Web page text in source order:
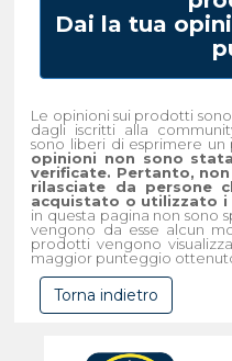
Dai la tua
Le opinioni sui prodotti
dagli iscritti alla
sono liberi di esprimere un
opinioni non sono
verificate. Pertanto,
rilasciate da persone
acquistato o utilizzato
in questa pagina non sono
vengono da esse alcun
prodotti vengono
maggior punteggio
Torna indietro